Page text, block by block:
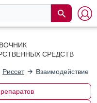
СРЕДСТВ
Риссет Взаимодействие